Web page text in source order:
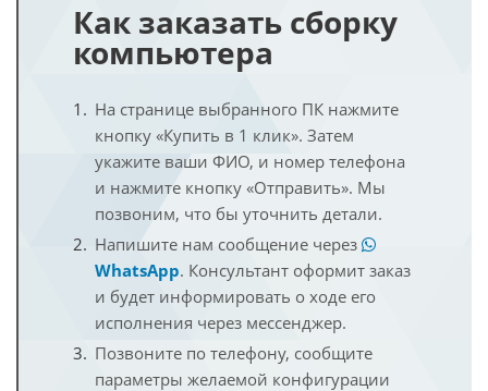
Как заказать сборку
компьютера
На странице выбранного ПК нажмите
кнопку «Купить в 1 клик». Затем
укажите ваши ФИО, и номер телефона
и нажмите кнопку «Отправить». Мы
позвоним, что бы уточнить детали.
Напишите нам сообщение через
WhatsApp. Консультант оформит заказ
и будет информировать о ходе его
исполнения через мессенджер.
Позвоните по телефону, сообщите
параметры желаемой конфигурации